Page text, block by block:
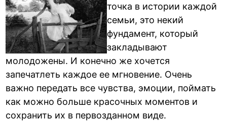
точка в истории каждой
семьи, это некий
фундамент, который
закладывают
молодожены. И конечно же хочется
запечатлеть каждое ее мгновение. Очень
важно передать все чувства, эмоции, поймать
как можно больше красочных моментов и
сохранить их в первозданном виде.